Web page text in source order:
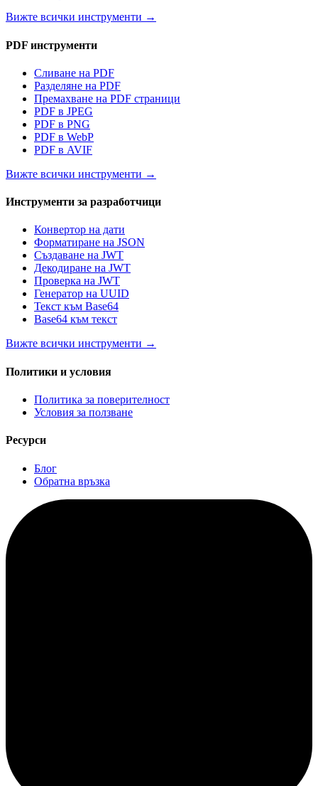
Вижте всички инструменти →
PDF инструменти
Сливане на PDF
Разделяне на PDF
Премахване на PDF страници
PDF в JPEG
PDF в PNG
PDF в WebP
PDF в AVIF
Вижте всички инструменти →
Инструменти за разработчици
Конвертор на дати
Форматиране на JSON
Създаване на JWT
Декодиране на JWT
Проверка на JWT
Генератор на UUID
Текст към Base64
Base64 към текст
Вижте всички инструменти →
Политики и условия
Политика за поверителност
Условия за ползване
Ресурси
Блог
Обратна връзка